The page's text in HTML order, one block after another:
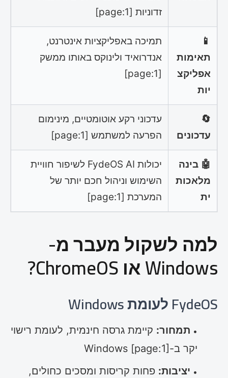
זדוניות [page:1]
📱
תאימות
אפליקצ
יות
תמיכה באפליקציות אינטרנט,
אנדרואיד ולינוקס באותו ממשק
[page:1]
🔄
עדכונים
עדכוני רקע אוטומטיים, מינימום
הפרעה למשתמש [page:1]
🤖 בינה
מלאכות
ית
יכולות FydeOS AI לשיפור חוויית
השימוש וניהול חכם יותר של
המערכת [page:1]
למה לשקול מעבר מ-
Windows או ChromeOS?
FydeOS לעומת Windows
תמחור: קיימת גרסה חינמית, לעומת רישוי
יקר ב-Windows [page:1]
יציבות: פחות קריסות ומסכים כחולים,